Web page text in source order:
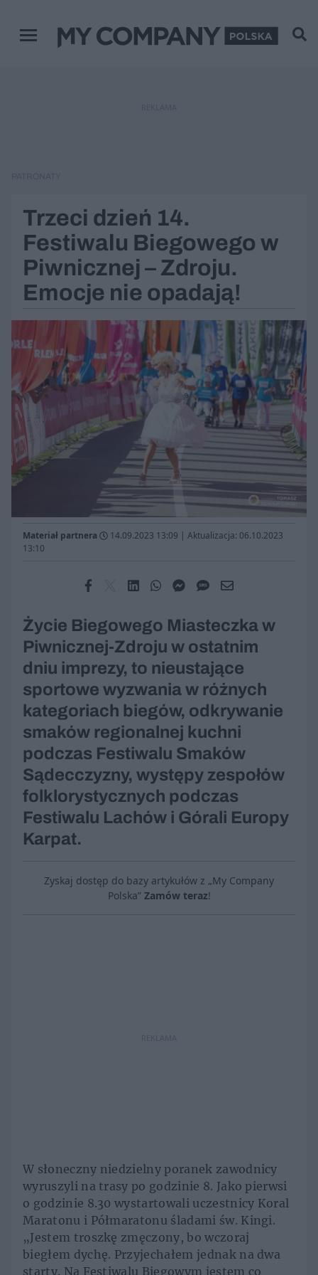
Menu główne
Trzeci dzień 14.
Festiwalu Biegowego w
Piwnicznej – Zdroju.
Emocje nie opadają!
Materiał partnera 14.09.2023 13:09 | Aktualizacja: 06.10.2023
13:10
Życie Biegowego Miasteczka w
Piwnicznej-Zdroju w ostatnim
dniu imprezy, to nieustające
sportowe wyzwania w różnych
kategoriach biegów, odkrywanie
smaków regionalnej kuchni
podczas Festiwalu Smaków
Sądecczyzny, występy zespołów
folklorystycznych podczas
Festiwalu Lachów i Górali Europy
Karpat.
Zyskaj dostęp do bazy artykułów z „My Company
Polska” Zamów teraz!
REKLAMA
W słoneczny niedzielny poranek zawodnicy
wyruszyli na trasy po godzinie 8. Jako pierwsi
o godzinie 8.30 wystartowali uczestnicy Koral
Maratonu i Półmaratonu śladami św. Kingi.
„Jestem troszkę zmęczony, bo wczoraj
biegłem dychę. Przyjechałem jednak na dwa
starty. Na Festiwalu Biegowym jestem co